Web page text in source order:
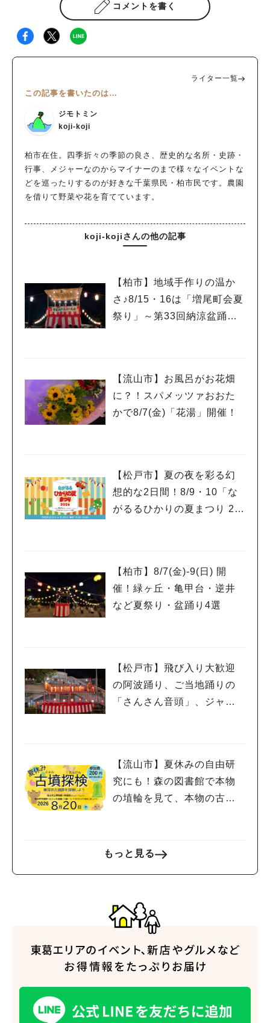
コメントを書く
ライター一覧
この記事を書いたのは…
ジモトミン
koji-koji
柏市在住。四季折々の季節の良さ、歴史的な名所・史跡・
行事、メジャーなのからマイナーのまで様々なイベントな
どを巡ったりするのが好きな千葉県民・柏市民です。農園
を借りて野菜や花を育てています。
koji-kojiさんの他の記事
【柏市】地域手作りの温か
さ♪8/15・16は「増尾町会夏
祭り」～第33回納涼盆踊り
【流山市】お風呂がお花畑
に？！スパメッツァおおた
かで8/7(金)「花湯」開催！
【松戸市】夏の夜を彩る幻
想的な2日間！8/9・10「な
がるるひかりの夏まつり 20
【柏市】8/7(金)‐9(日) 開
催！緑ヶ丘・亀甲台・逆井
など夏祭り・盆踊り4選
【松戸市】飛び入り大歓迎
の阿波踊り、ご当地踊りの
「さんさん音頭」、ジャ
【流山市】夏休みの自由研
究にも！森の図書館で本物
の埴輪を見て、本物の古墳
もっと見る